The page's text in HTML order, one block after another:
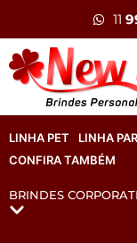
11
LINHA PET LINHA
CONFIRA TAMBÉM
BRINDES